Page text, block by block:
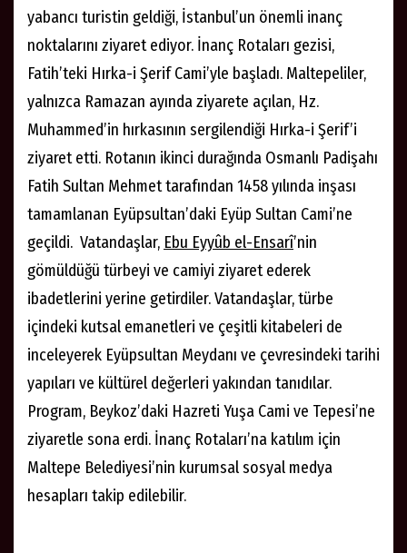
yabancı turistin geldiği, İstanbul’un önemli inanç
noktalarını ziyaret ediyor. İnanç Rotaları gezisi,
Fatih’teki Hırka-i Şerif Cami’yle başladı. Maltepeliler,
yalnızca Ramazan ayında ziyarete açılan, Hz.
Muhammed’in hırkasının sergilendiği Hırka-i Şerif’i
ziyaret etti. Rotanın ikinci durağında Osmanlı Padişahı
Fatih Sultan Mehmet tarafından 1458 yılında inşası
tamamlanan Eyüpsultan’daki Eyüp Sultan Cami’ne
geçildi. Vatandaşlar, Ebu Eyyûb el-Ensarî’nin
gömüldüğü türbeyi ve camiyi ziyaret ederek
ibadetlerini yerine getirdiler. Vatandaşlar, türbe
içindeki kutsal emanetleri ve çeşitli kitabeleri de
inceleyerek Eyüpsultan Meydanı ve çevresindeki tarihi
yapıları ve kültürel değerleri yakından tanıdılar.
Program, Beykoz’daki Hazreti Yuşa Cami ve Tepesi’ne
ziyaretle sona erdi. İnanç Rotaları’na katılım için
Maltepe Belediyesi’nin kurumsal sosyal medya
hesapları takip edilebilir.